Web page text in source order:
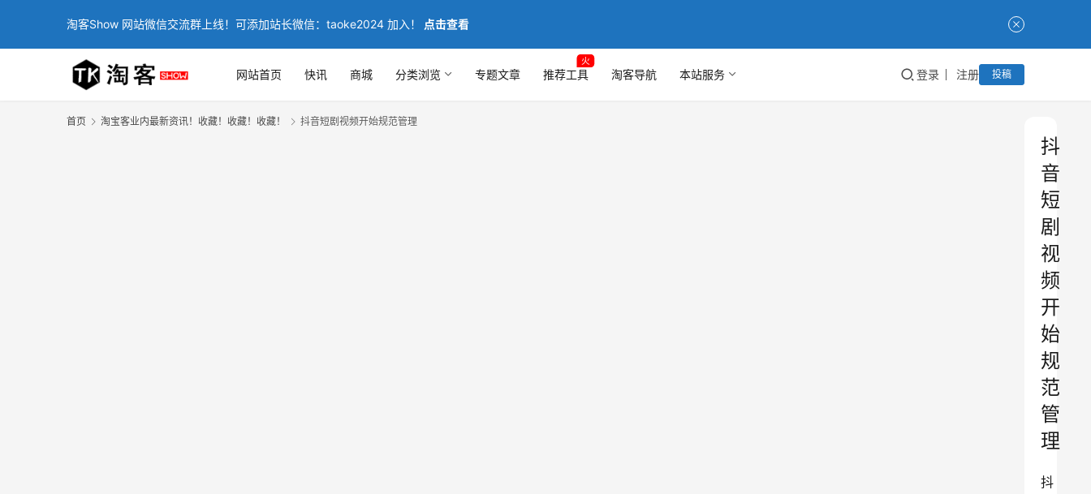
淘客Show 网站微信交流群上线！可添加站长微信：taoke2024 加入！ 点击查看
网站首页 快讯 商城 分类浏览 专题文章 推荐工具
火
淘客导航 本站服务 登录 注册 投稿
首页 淘宝客业内最新资讯！收藏！收藏！收藏！ 抖音短剧视频开始规范管理
抖
音
短
剧
视
频
开
始
规
范
管
理
抖